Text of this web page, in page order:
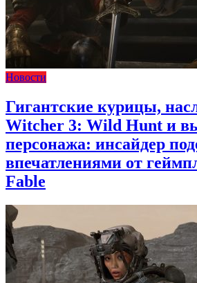
Новости
Гигантские курицы,
Witcher 3: Wild Hunt и
персонажа: инсайдер
впечатлениями от
Fable